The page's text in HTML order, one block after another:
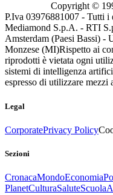
Copyright ©
P.Iva 03976881007 - Tutti
Mediamond S.p.A. - RTI
Amsterdam (Paesi Bassi)
Monzese (MI)Rispetto ai
riprodotti è vietata ogni
sistemi di intelligenza
espresso di utilizzare mezzi
Legal
CorporatePrivacy Policy
Sezioni
CronacaMondoEconomia
PlanetCulturaSaluteScuola